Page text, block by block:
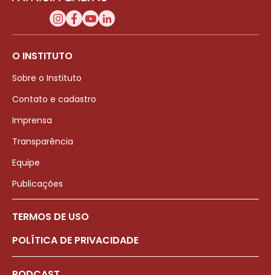
O INSTITUTO
Sobre o Instituto
Contato e cadastro
Imprensa
Transparência
Equipe
Publicações
TERMOS DE USO
POLÍTICA DE PRIVACIDADE